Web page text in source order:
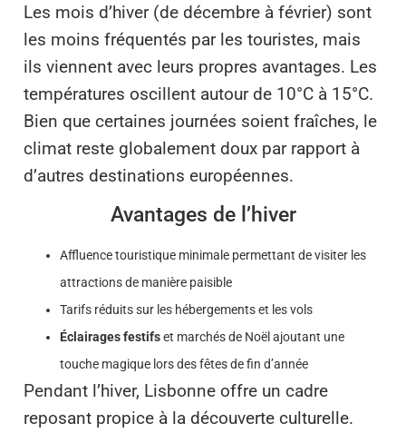
Les mois d’hiver (de décembre à février) sont
les moins fréquentés par les touristes, mais
ils viennent avec leurs propres avantages. Les
températures oscillent autour de 10°C à 15°C.
Bien que certaines journées soient fraîches, le
climat reste globalement doux par rapport à
d’autres destinations européennes.
Avantages de l’hiver
Affluence touristique minimale permettant de visiter les
attractions de manière paisible
Tarifs réduits sur les hébergements et les vols
Éclairages festifset marchés de Noël ajoutant une
touche magique lors des fêtes de fin d’année
Pendant l’hiver, Lisbonne offre un cadre
reposant propice à la découverte culturelle.